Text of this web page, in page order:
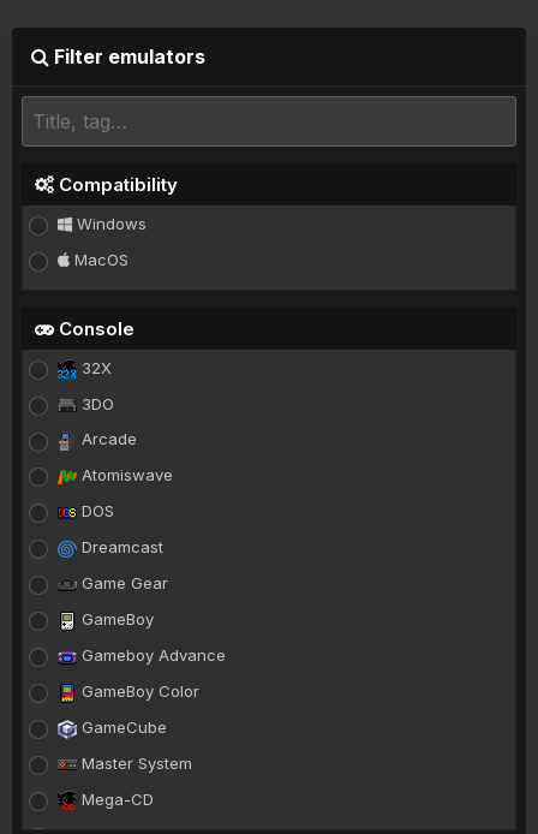
Filter emulators
Compatibility
Windows
MacOS
Console
32X
3DO
Arcade
Atomiswave
DOS
Dreamcast
Game Gear
GameBoy
Gameboy Advance
GameBoy Color
GameCube
Master System
Mega-CD